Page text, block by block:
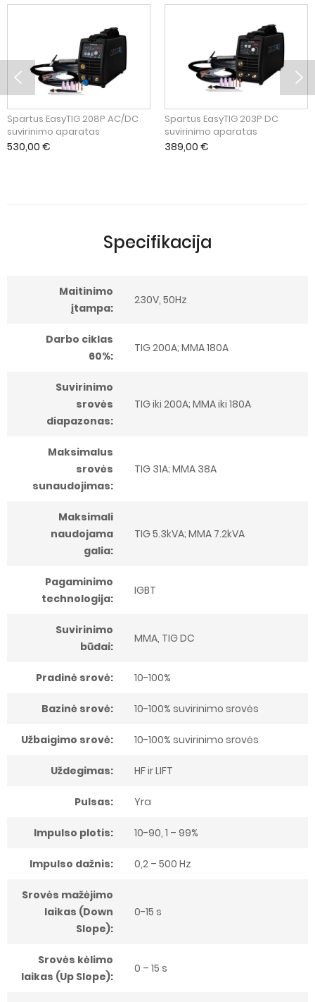
Spartus EasyTIG 208P AC/DC
suvirinimo aparatas
530,00 €
Spartus EasyTIG 203P DC
suvirinimo aparatas
389,00 €
Specifikacija
Maitinimo
įtampa:
230V, 50Hz
Darbo ciklas
60%:
TIG 200A; MMA 180A
Suvirinimo
srovės
diapazonas:
TIG iki 200A; MMA iki 180A
Maksimalus
srovės
sunaudojimas:
TIG 31A; MMA 38A
Maksimali
naudojama
galia:
TIG 5.3kVA; MMA 7.2kVA
Pagaminimo
technologija:
IGBT
Suvirinimo
būdai:
MMA, TIG DC
Pradinė srovė: 10-100%
Bazinė srovė: 10-100% suvirinimo srovės
Užbaigimo srovė: 10-100% suvirinimo srovės
Uždegimas: HF ir LIFT
Pulsas: Yra
Impulso plotis: 10-90, 1 – 99%
Impulso dažnis: 0,2 – 500 Hz
Srovės mažėjimo
laikas (Down
Slope):
0-15 s
Srovės kėlimo
laikas (Up Slope):
0 – 15 s